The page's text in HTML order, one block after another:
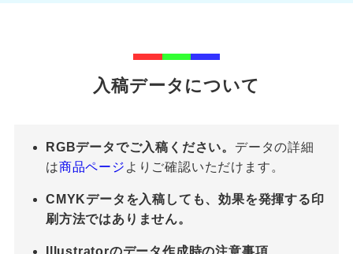
入稿データについて
RGBデータでご入稿ください。 データの詳細
は商品ページ よりご確認いただけます。
CMYKデータを入稿しても、効果を発揮する印
刷方法ではありません。
Illustratorのデータ作成時の注意事項